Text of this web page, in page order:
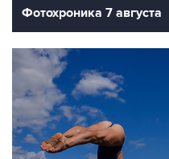
Фотохроника 7 августа